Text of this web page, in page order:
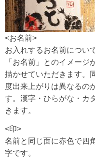
<お名前>
お入れするお名前につい
「お名前」とのイメージ
描かせていただきます。
度出来上がりは異なるの
す。漢字・ひらがな・カ
きます。
<印>
名前と同じ面に赤色で四
字です。